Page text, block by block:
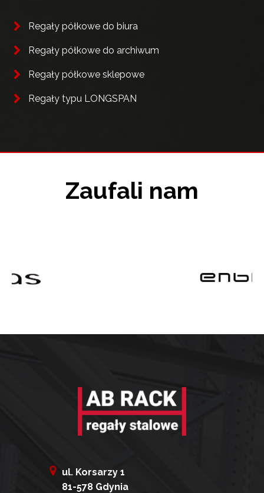
Regały półkowe do biura
Regały półkowe do archiwum
Regały półkowe sklepowe
Regały typu LONGSPAN
Zaufali nam
ul. Korsarzy 1
81-578 Gdynia